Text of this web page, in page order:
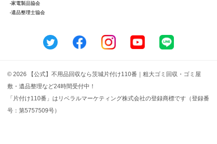
-家電製品協会
-遺品整理士協会
© 2026 【公式】不用品回収なら茨城片付け110番｜粗大ゴミ回収・ゴミ屋
敷・遺品整理など24時間受付中！
「片付け110番」はリベラルマーケティング株式会社の登録商標です（登録番
号：第5757509号）